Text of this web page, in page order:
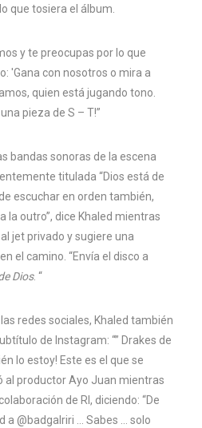
que tosiera el álbum.
y te preocupas por lo que
'Gana con nosotros o mira a
quien está jugando tono.
pieza de S – T!”
bandas sonoras de la escena
titulada “Dios está de
escuchar en orden también,
la outro”, dice Khaled mientras
jet privado y sugiere una
en el camino. “Envía el disco a
Dios. “
redes sociales, Khaled también
de Instagram: “” Drakes de
lo estoy! Este es el que se
al productor Ayo Juan mientras
de RI, diciendo: “De
a @badgalriri … Sabes … solo